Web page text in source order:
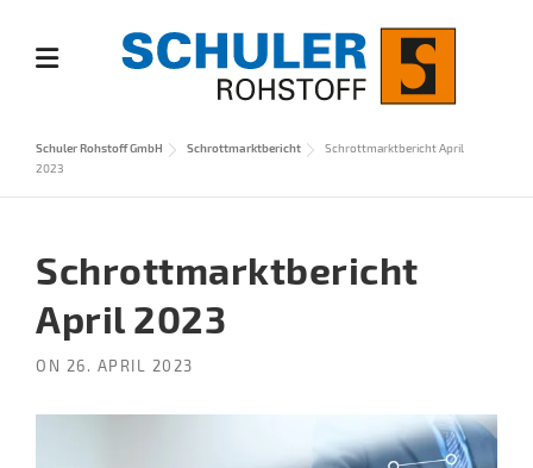
content
Schuler Rohstoff GmbH Schrottmarktbericht
Schrottmarktbericht April
2023
Schrottmarktbericht
April 2023
ON 26. APRIL 2023